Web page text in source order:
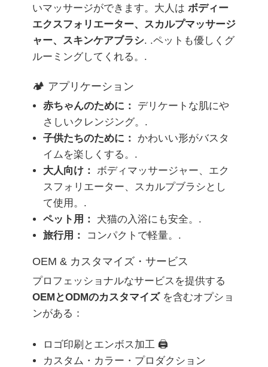
いマッサージができます。大人は ボディー
エクスフォリエーター、スカルプマッサージ
ャー、スキンケアブラシ. .ペットも優しくグ
ルーミングしてくれる。.
🏕️ アプリケーション
赤ちゃんのために：
デリケートな肌にや
さしいクレンジング。.
子供たちのために：
かわいい形がバスタ
イムを楽しくする。.
大人向け：
ボディマッサージャー、エク
スフォリエーター、スカルプブラシとし
て使用。.
ペット用：
犬猫の入浴にも安全。.
旅行用：
コンパクトで軽量。.
OEM & カスタマイズ・サービス
プロフェッショナルなサービスを提供する
OEMとODMのカスタマイズを含むオプショ
ンがある：
ロゴ印刷とエンボス加工 🖨️
カスタム・カラー・プロダクション